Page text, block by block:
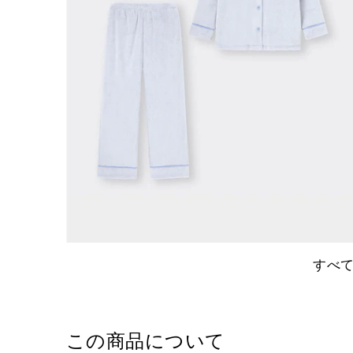
すべ
この商品について